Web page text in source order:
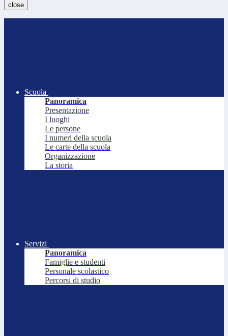
close
Scuola
Panoramica
Presentazione
I luoghi
Le persone
I numeri della scuola
Le carte della scuola
Organizzazione
La storia
Servizi
Panoramica
Famiglie e studenti
Personale scolastico
Percorsi di studio